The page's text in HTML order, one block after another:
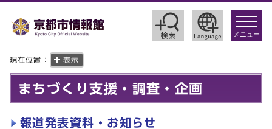
toggle
メニュー
現在位置： 表示
まちづくり支援・調査・企画
報道発表資料・お知らせ